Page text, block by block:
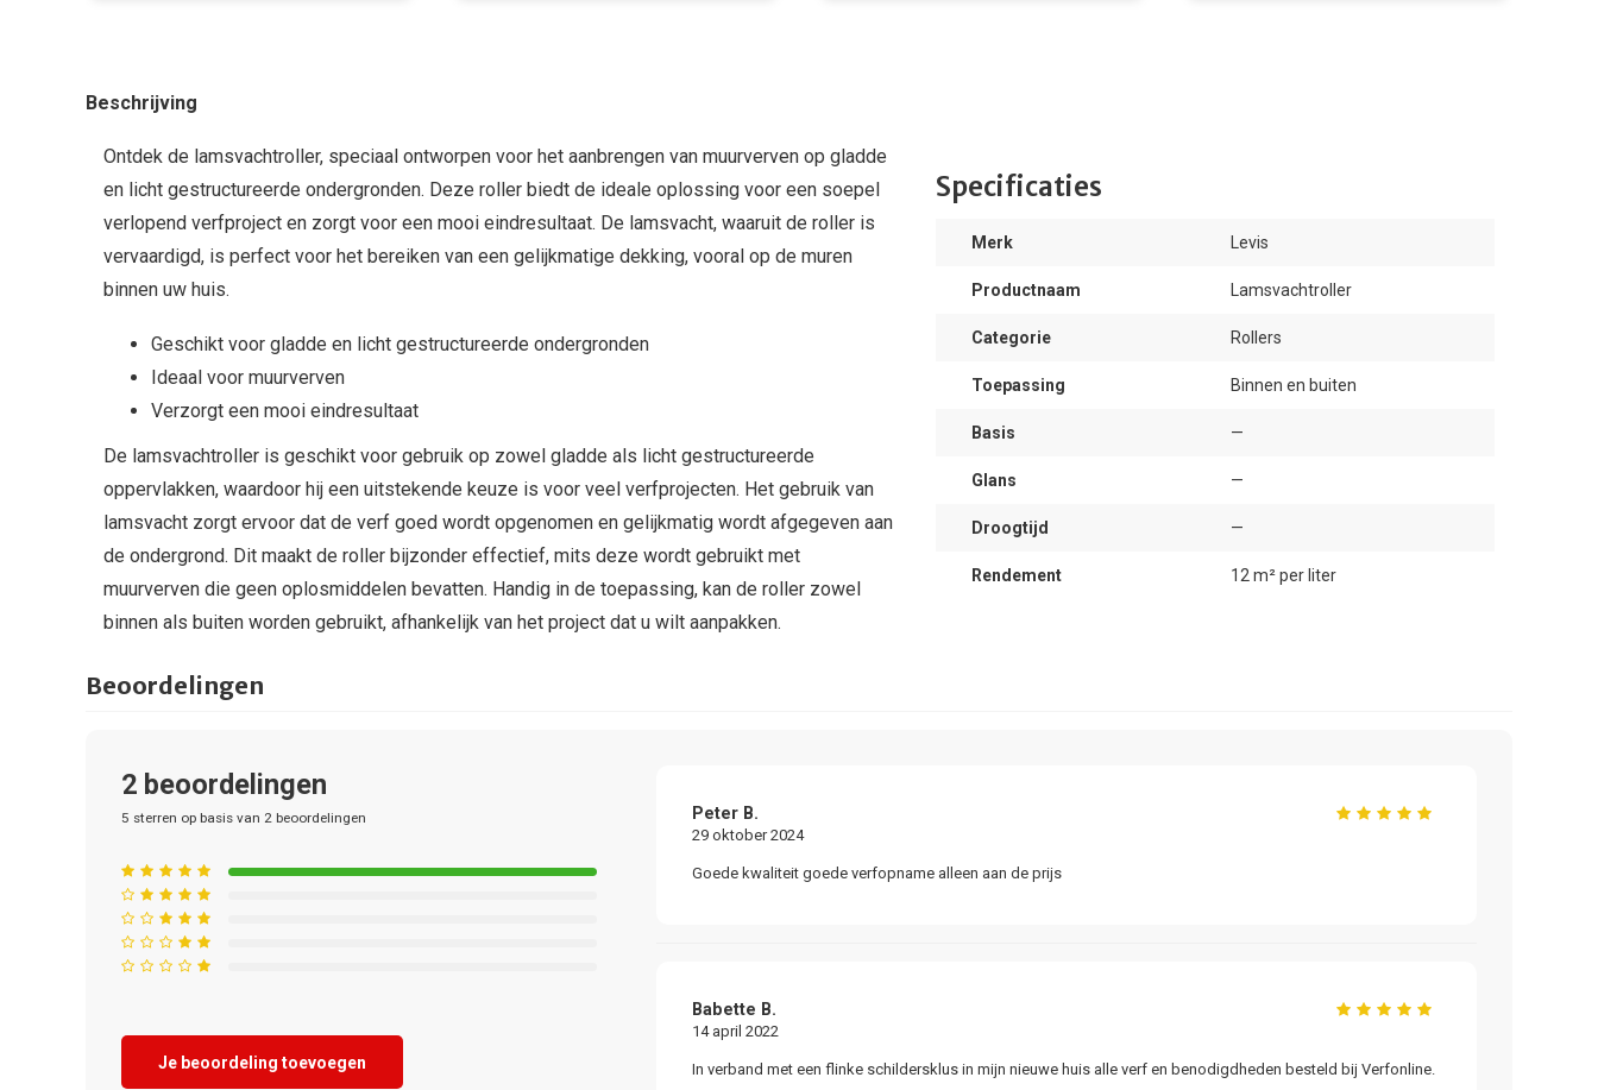
Beschrijving
Ontdek de lamsvachtroller, speciaal ontworpen voor het aanbrengen van muurverven op gladde
en licht gestructureerde ondergronden. Deze roller biedt de ideale oplossing voor een soepel
verlopend verfproject en zorgt voor een mooi eindresultaat. De lamsvacht, waaruit de roller is
vervaardigd, is perfect voor het bereiken van een gelijkmatige dekking, vooral op de muren
binnen uw huis.
Geschikt voor gladde en licht gestructureerde ondergronden
Ideaal voor muurverven
Verzorgt een mooi eindresultaat
De lamsvachtroller is geschikt voor gebruik op zowel gladde als licht gestructureerde
oppervlakken, waardoor hij een uitstekende keuze is voor veel verfprojecten. Het gebruik van
lamsvacht zorgt ervoor dat de verf goed wordt opgenomen en gelijkmatig wordt afgegeven aan
de ondergrond. Dit maakt de roller bijzonder effectief, mits deze wordt gebruikt met
muurverven die geen oplosmiddelen bevatten. Handig in de toepassing, kan de roller zowel
binnen als buiten worden gebruikt, afhankelijk van het project dat u wilt aanpakken.
Specificaties
Merk Levis
Productnaam Lamsvachtroller
Categorie Rollers
Toepassing Binnen en buiten
Basis —
Glans —
Droogtijd —
Rendement 12 m² per liter
Beoordelingen
2 beoordelingen
5 sterren op basis van 2 beoordelingen
Je beoordeling toevoegen
Peter B.
29 oktober 2024
Goede kwaliteit goede verfopname alleen aan de prijs
Babette B.
14 april 2022
In verband met een flinke schildersklus in mijn nieuwe huis alle verf en benodigdheden besteld bij Verfonline.